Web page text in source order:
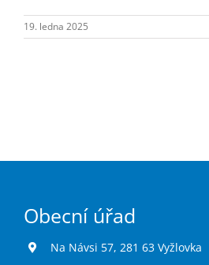
Koupaliště
19. ledna 2025
Obecní úřad
Na Návsi 57, 281 63 Vyžlovka